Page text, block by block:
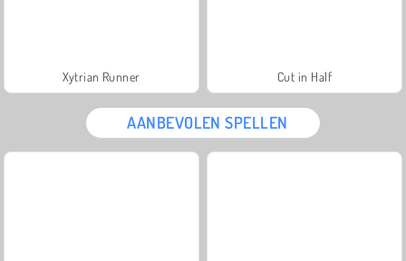
Xytrian Runner Cut in Half
AANBEVOLEN SPELLEN